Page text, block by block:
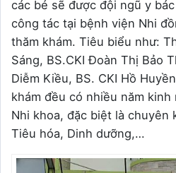
các bé sẽ được đội ngũ y
công tác tại bệnh viện Nhi
thăm khám. Tiêu biểu như:
Sáng, BS.CKI Đoàn Thị Bảo
Diễm Kiều, BS. CKI Hồ
khám đều có nhiều năm
Nhi khoa, đặc biệt là chuyên
Tiêu hóa, Dinh dưỡng,…